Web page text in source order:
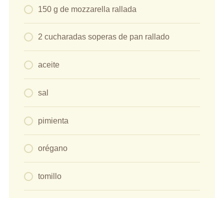
150 g de mozzarella rallada
2 cucharadas soperas de pan rallado
aceite
sal
pimienta
orégano
tomillo